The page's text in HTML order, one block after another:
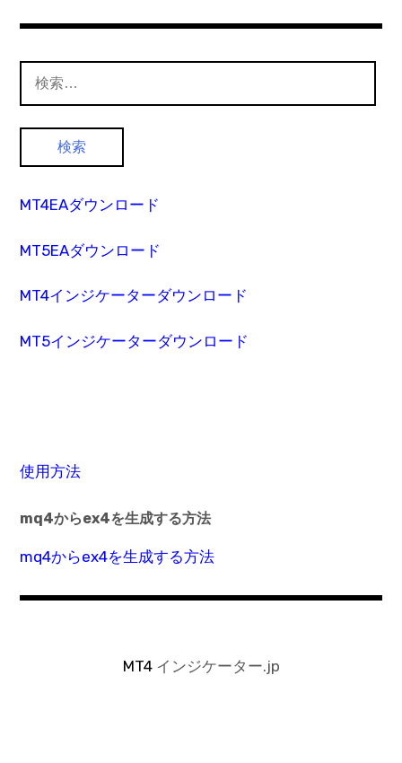
索:
MT4EAダウンロード
MT5EAダウンロード
MT4インジケーターダウンロード
MT5インジケーターダウンロード
使用方法
mq4からex4を生成する方法
mq4からex4を生成する方法
MT4インジケーター.jp